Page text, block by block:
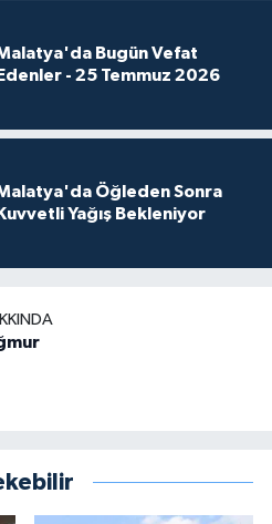
Bugün Vefat
Edenler - 25 Temmuz 2026
Öğleden Sonra
Kuvvetli Yağış Bekleniyor